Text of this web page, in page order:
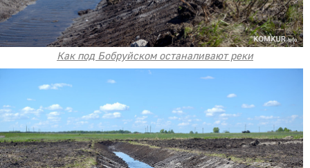
Как под Бобруйском останаливают реки